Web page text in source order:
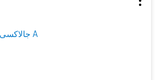
جالاكسى A